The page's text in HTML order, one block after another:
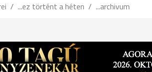
...ez történt a héten ...archivum